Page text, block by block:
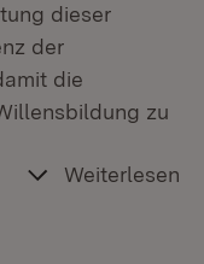
dieser
der
die
zu
Weiterlesen